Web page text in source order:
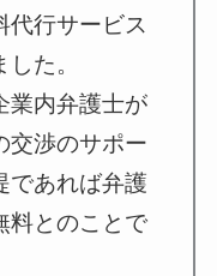
代行サービス
た。
業内弁護士が
交渉のサポー
であれば弁護
料とのことで